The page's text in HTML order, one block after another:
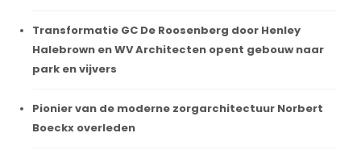
Transformatie GC De Roosenberg door Henley
Halebrown en WV Architecten opent gebouw naar
park en vijvers
Pionier van de moderne zorgarchitectuur Norbert
Boeckx overleden